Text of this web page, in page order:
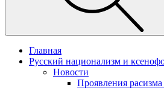
Главная
Русский национализм и
Новости
Проявления